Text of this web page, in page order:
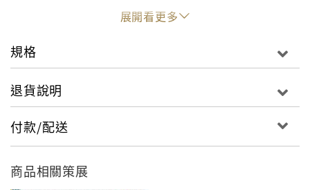
Celebrate the most dazzling jewels on Earth with
Jewel, the most glamorous guide to jewellery,
gems, and minerals.Jewel is a lavish look at
precious stones, organic gems, and precious
zoisite, take an up-close look at the world's
immerse yourself in the incredible stories behind
the exquisite Fabergé eggs, and the mysterious
展開看更多
規格
退貨說明
付款/配送
商品相關策展